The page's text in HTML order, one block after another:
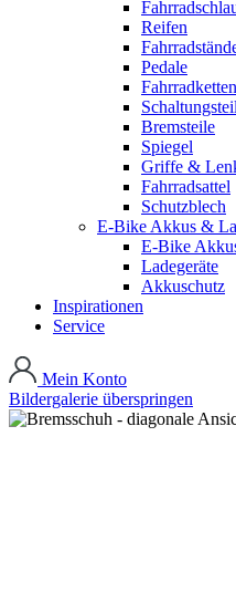
Reifen
Pedale
Fahrradketten
Bremsteile
Spiegel
Griffe &
Fahrradsattel
Schutzblech
E-Bike Akkus &
E-Bike
Ladegeräte
Akkuschutz
Inspirationen
Service
Mein Konto
Bildergalerie überspringen